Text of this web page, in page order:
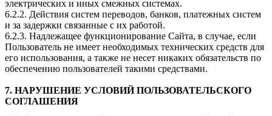
электрических и иных смежных системах.
6.2.2. Действия систем переводов, банков, платежных систем
и за задержки связанные с их работой.
6.2.3. Надлежащее функционирование Сайта, в случае, если
Пользователь не имеет необходимых технических средств для
его использования, а также не несет никаких обязательств по
обеспечению пользователей такими средствами.
7. НАРУШЕНИЕ УСЛОВИЙ ПОЛЬЗОВАТЕЛЬСКОГО
СОГЛАШЕНИЯ